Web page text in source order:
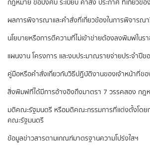
กฎหมาย ข้อบังคับ ระเบียบ คำสั่ง ประกาศ ที่เกี่ยวข้อง
ผลการพิจารณาและคำสั่งที่เกี่ยวข้องในการพิจารณ
นโยบายหรือการตีความที่ไม่เข้าข่ายต้องลงพิมพ์ในร
แผนงาน โครงการ และงบประมาณรายจ่ายประจำปี
คู่มือหรือคำสั่งเกี่ยวกับวิธีปฏิบัติงานของเจ้าหน้าที่ขอ
สิ่งพิมพ์ที่ได้มีการอ้างอิงถึงมาตรา 7 วรรคสอง กฎ
มติคณะรัฐมนตรี หรือมติคณะกรรมการที่แต่งตั้งโดย
คณะรัฐมนตรี
ข้อมูลข่าวสารตามเกณฑ์มาตรฐานความโปร่งใสฯ